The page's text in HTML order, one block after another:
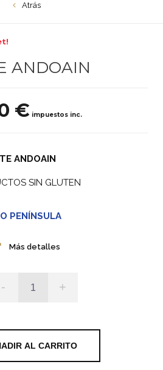
Atrás
ANDOAIN
€ impuestos inc.
ANDOAIN
SIN GLUTEN
PENÍNSULA
Más detalles
- +
AL CARRITO